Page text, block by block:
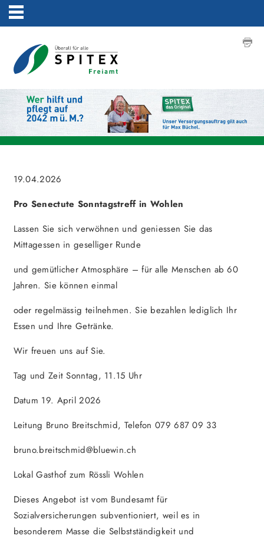
19.04.2026
Pro Senectute Sonntagstreff in Wohlen
Lassen Sie sich verwöhnen und geniessen Sie das
Mittagessen in geselliger Runde
und gemütlicher Atmosphäre – für alle Menschen ab 60
Jahren. Sie können einmal
oder regelmässig teilnehmen. Sie bezahlen lediglich Ihr
Essen und Ihre Getränke.
Wir freuen uns auf Sie.
Tag und Zeit Sonntag, 11.15 Uhr
Datum 19. April 2026
Leitung Bruno Breitschmid, Telefon 079 687 09 33
bruno.breitschmid@bluewin.ch
Lokal Gasthof zum Rössli Wohlen
Dieses Angebot ist vom Bundesamt für
Sozialversicherungen subventioniert, weil es in
besonderem Masse die Selbstständigkeit und